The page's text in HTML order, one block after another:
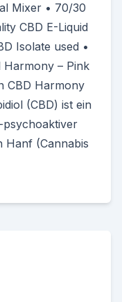
Mixer • 70/30
CBD E-Liquid
Isolate used •
– Pink
CBD Harmony
(CBD) ist ein
Hanf (Cannabis